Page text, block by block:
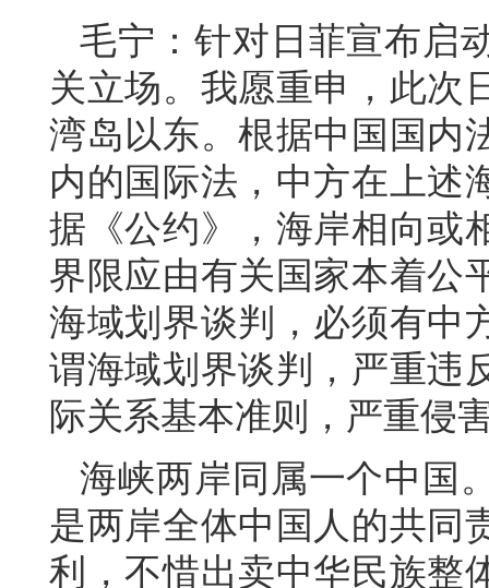
毛宁：针对日菲宣布启
关立场。我愿重申，此次
湾岛以东。根据中国国内
内的国际法，中方在上述
据《公约》，海岸相向或
界限应由有关国家本着公
海域划界谈判，必须有中
谓海域划界谈判，严重违
际关系基本准则，严重侵
海峡两岸同属一个中国
是两岸全体中国人的共同
利，不惜出卖中华民族整